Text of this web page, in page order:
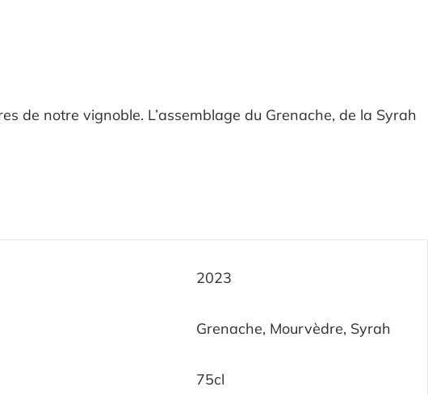
de notre vignoble. L’assemblage du Grenache, de la Syrah
2023
Grenache, Mourvèdre, Syrah
75cl